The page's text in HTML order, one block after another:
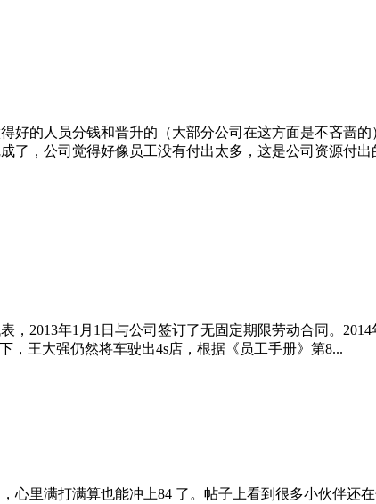
好的人员分钱和晋升的（大部分公司在这方面是不吝啬
了，公司觉得好像员工没有付出太多，这是公司资源付
2013年1月1日与公司签订了无固定期限劳动合同。
，王大强仍然将车驶出4s店，根据《员工手册》第8...
里满打满算也能冲上84 了。帖子上看到很多小伙伴还